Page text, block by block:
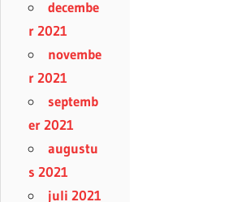
decembe
r 2021
novembe
r 2021
septemb
er 2021
augustu
s 2021
juli 2021